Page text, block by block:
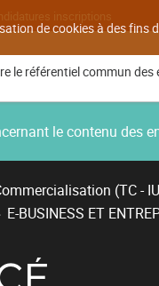
de cookies à des fins
inscriptions
le référentiel commun des
le contenu des
(TC -
E-BUSINESS ET